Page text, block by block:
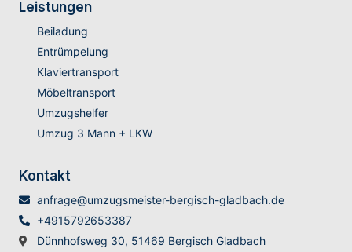
Leistungen
Beiladung
Entrümpelung
Klaviertransport
Möbeltransport
Umzugshelfer
Umzug 3 Mann + LKW
Kontakt
anfrage@umzugsmeister-bergisch-gladbach.de
+4915792653387
Dünnhofsweg 30, 51469 Bergisch Gladbach